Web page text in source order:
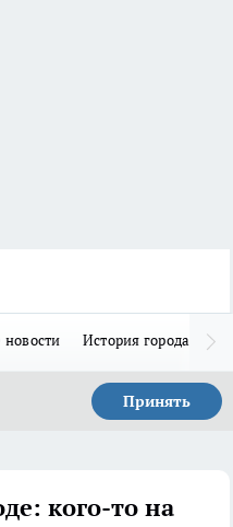
История города Н
Принять
кого-то на